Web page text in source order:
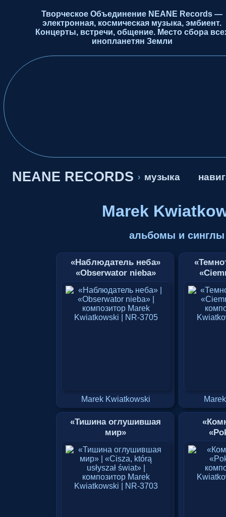
Творческое Объединение NEANE Records —
электронная, космическая музыка, эмбиент.
Концерты, встречи, общение. Место сбора
инопланетян Земли
NEANE RECORDS › музыка
Marek
альбомы и синглы
«Наблюдатель неба»
«Obserwator nieba»
Marek Kwiatkowski
«Тишина оглушившая
мир»
«Cisza, którą usłyszał
świat»